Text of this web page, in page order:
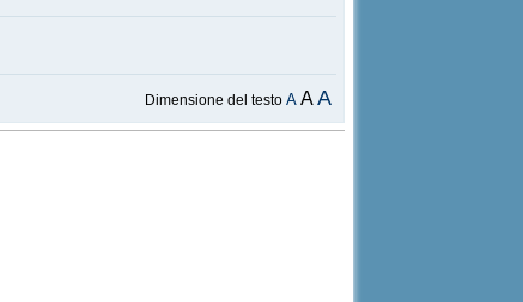
Dimensione del testoA AA